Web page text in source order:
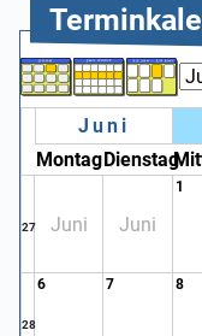
Juni
MontagDienstag
27 Juni Juni
1
28
6 7 8